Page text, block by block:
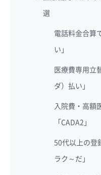
選
電話料金合算
い」
医療費専用立
ダ）払い」
入院費・高額
「CADA2」
50代以上の登
ラク～だ」